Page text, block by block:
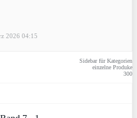
2026 04:15
Sidebar für Kategorien
einzelne Produke
300